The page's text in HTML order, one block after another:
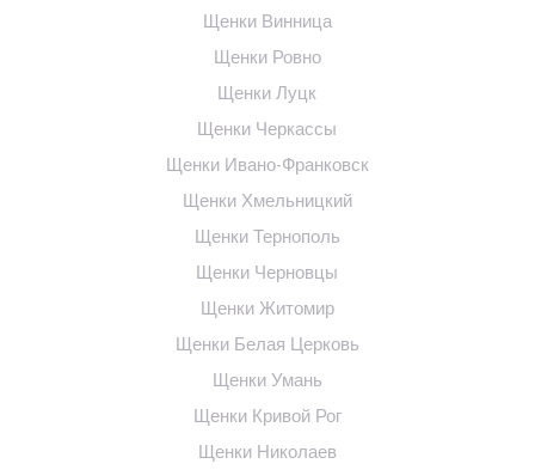
Щенки Винница
Щенки Ровно
Щенки Луцк
Щенки Черкассы
Щенки Ивано-Франковск
Щенки Хмельницкий
Щенки Тернополь
Щенки Черновцы
Щенки Житомир
Щенки Белая Церковь
Щенки Умань
Щенки Кривой Рог
Щенки Николаев